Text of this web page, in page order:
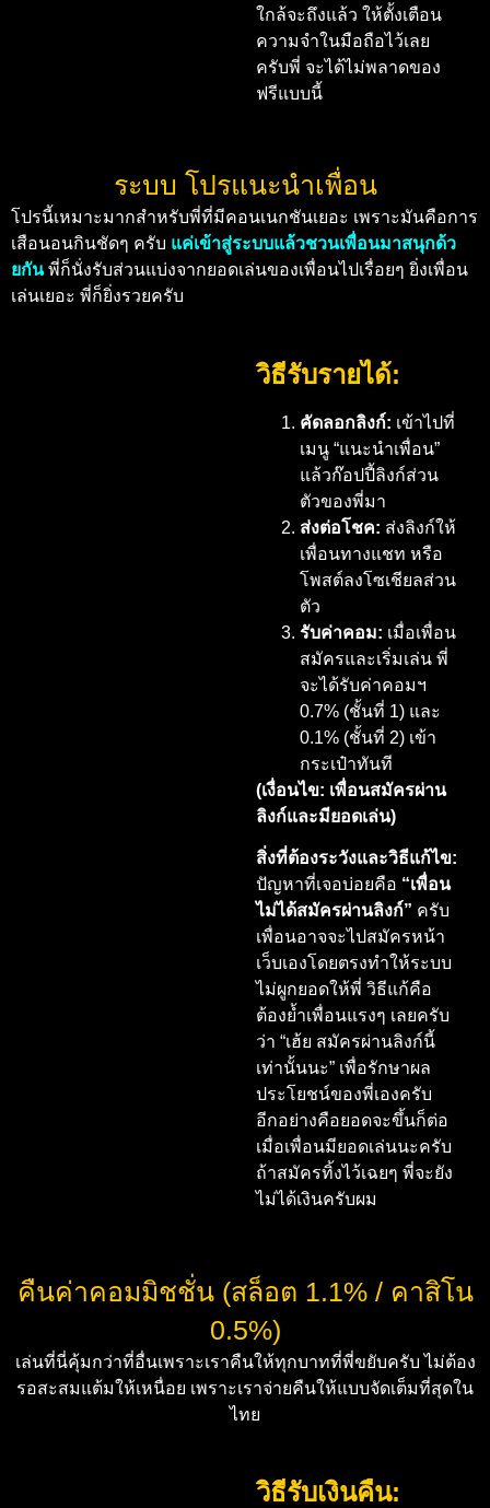
ใกล้จะถึงแล้ว ให้ตั้งเตือน
ความจำในมือถือไว้เลย
ครับพี่ จะได้ไม่พลาดของ
ฟรีแบบนี้
ระบบ โปรแนะนำเพื่อน
โปรนี้เหมาะมากสำหรับพี่ที่มีคอนเนกชันเยอะ เพราะมันคือการ
เสือนอนกินชัดๆ ครับ แค่เข้าสู่ระบบแล้วชวนเพื่อนมาสนุกด้ว
ยกันพี่ก็นั่งรับส่วนแบ่งจากยอดเล่นของเพื่อนไปเรื่อยๆ ยิ่งเพื่อน
เล่นเยอะ พี่ก็ยิ่งรวยครับ
วิธีรับรายได้:
คัดลอกลิงก์: เข้าไปที่
เมนู “แนะนำเพื่อน”
แล้วก๊อปปี้ลิงก์ส่วน
ตัวของพี่มา
ส่งต่อโชค: ส่งลิงก์ให้
เพื่อนทางแชท หรือ
โพสต์ลงโซเชียลส่วน
ตัว
รับค่าคอม: เมื่อเพื่อน
สมัครและเริ่มเล่น พี่
จะได้รับค่าคอมฯ
0.7% (ชั้นที่ 1) และ
0.1% (ชั้นที่ 2) เข้า
กระเป๋าทันที
(เงื่อนไข: เพื่อนสมัครผ่าน
ลิงก์และมียอดเล่น)
สิ่งที่ต้องระวังและวิธีแก้ไข:
ปัญหาที่เจอบ่อยคือ “เพื่อน
ไม่ได้สมัครผ่านลิงก์” ครับ
เพื่อนอาจจะไปสมัครหน้า
เว็บเองโดยตรงทำให้ระบบ
ไม่ผูกยอดให้พี่ วิธีแก้คือ
ต้องย้ำเพื่อนแรงๆ เลยครับ
ว่า “เฮ้ย สมัครผ่านลิงก์นี้
เท่านั้นนะ” เพื่อรักษาผล
ประโยชน์ของพี่เองครับ
อีกอย่างคือยอดจะขึ้นก็ต่อ
เมื่อเพื่อนมียอดเล่นนะครับ
ถ้าสมัครทิ้งไว้เฉยๆ พี่จะยัง
ไม่ได้เงินครับผม
คืนค่าคอมมิชชั่น (สล็อต 1.1% / คาสิโน
0.5%)
เล่นที่นี่คุ้มกว่าที่อื่นเพราะเราคืนให้ทุกบาทที่พี่ขยับครับ ไม่ต้อง
รอสะสมแต้มให้เหนื่อย เพราะเราจ่ายคืนให้แบบจัดเต็มที่สุดใน
ไทย
วิธีรับเงินคืน: